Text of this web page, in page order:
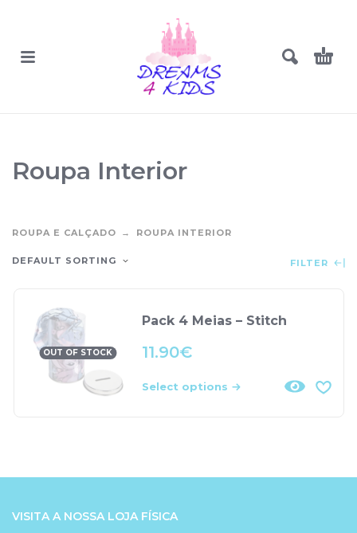
Roupa Interior
ROUPA E CALÇADO ROUPA INTERIOR
DEFAULT SORTING FILTER
OUT OF STOCK
Pack 4 Meias – Stitch
11.90€
Select options
VISITA A NOSSA LOJA FÍSICA